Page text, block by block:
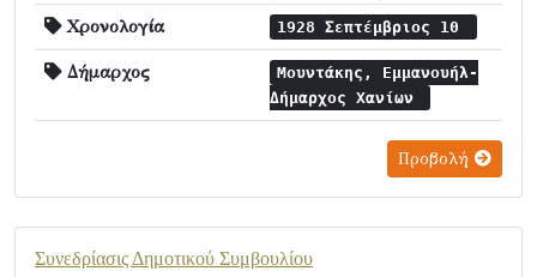
Χρονολογία 1928 Σεπτέμβριος 10
Δήμαρχος
Μουντάκης, Εμμανουήλ-
Δήμαρχος Χανίων
Προβολή
Συνεδρίασις Δημοτικού Συμβουλίου